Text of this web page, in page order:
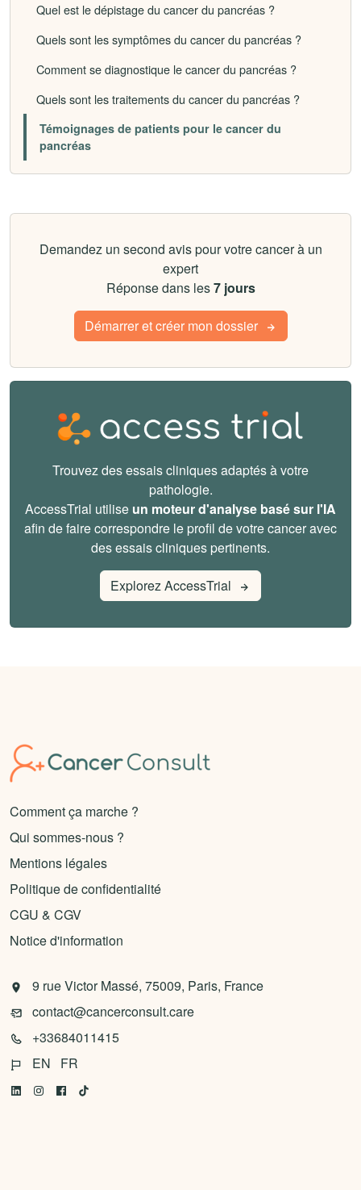
Quel est le dépistage du cancer du pancréas ?
Quels sont les symptômes du cancer du pancréas ?
Comment se diagnostique le cancer du pancréas ?
Quels sont les traitements du cancer du pancréas ?
Témoignages de patients pour le cancer du
pancréas
Demandez un second avis pour votre cancer à un
expert
Réponse dans les7 jours
Démarrer et créer mon dossier
Trouvez des essais cliniques adaptés à votre
pathologie.
AccessTrial utilise un moteur d'analyse basé sur l'IA
afin de faire correspondre le profil de votre cancer avec
des essais cliniques pertinents.
Explorez AccessTrial
Comment ça marche ?
Qui sommes-nous ?
Mentions légales
Politique de confidentialité
CGU & CGV
Notice d'information
9 rue Victor Massé, 75009, Paris, France
contact@cancerconsult.care
+33684011415
EN
FR